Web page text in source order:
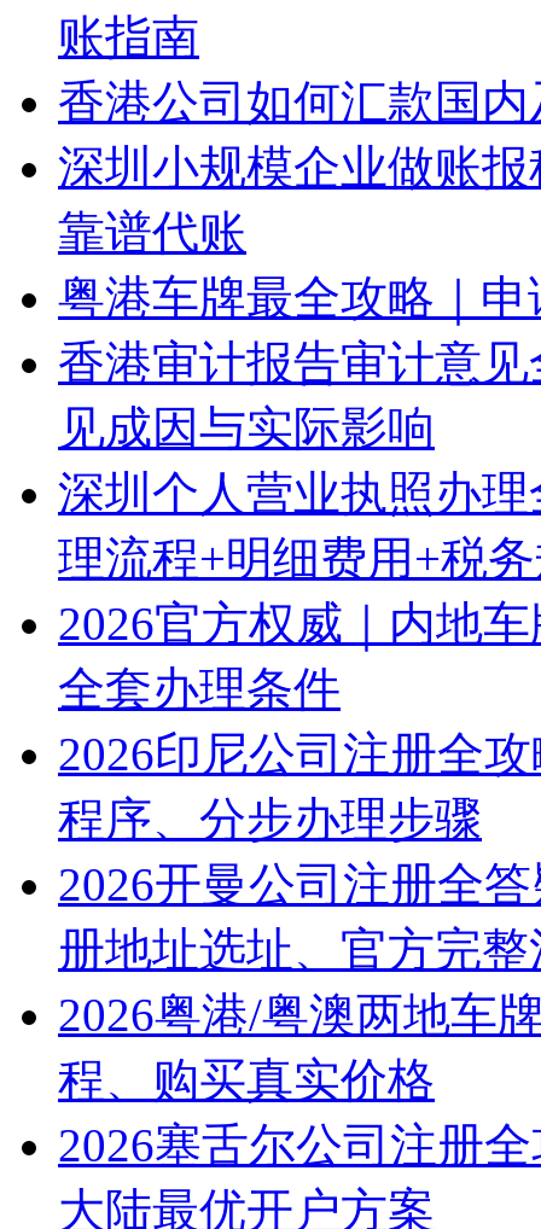
账指南
香港公司如何汇款国
深圳小规模企业做账
靠谱代账
粤港车牌最全攻略｜
香港审计报告审计意
见成因与实际影响
深圳个人营业执照办
理流程+明细费用+税
2026官方权威｜内地
全套办理条件
2026印尼公司注册全
程序、分步办理步骤
2026开曼公司注册全
册地址选址、官方完
2026粤港/粤澳两地车
程、购买真实价格
2026塞舌尔公司注册
大陆最优开户方案